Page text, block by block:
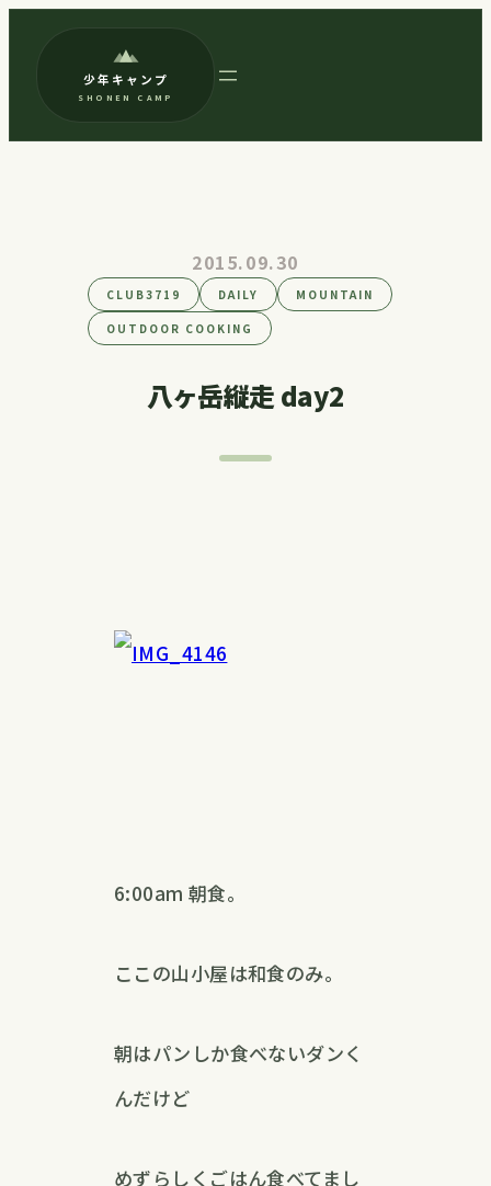
キ
少年キャンプ
SHONEN CAMP
2015.09.30
CLUB3719 DAILY MOUNTAIN
OUTDOOR COOKING
八ヶ岳縦走 day2
6:00am 朝食。
ここの山小屋は和食のみ。
朝はパンしか食べないダンく
んだけど
めずらしくごはん食べてまし